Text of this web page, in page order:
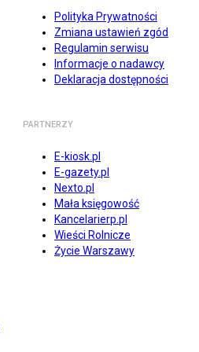
Polityka Prywatności
Zmiana ustawień zgód
Regulamin serwisu
Informacje o nadawcy
Deklaracja dostępności
PARTNERZY
E-kiosk.pl
E-gazety.pl
Nexto.pl
Mała księgowość
Kancelarierp.pl
Wieści Rolnicze
Życie Warszawy